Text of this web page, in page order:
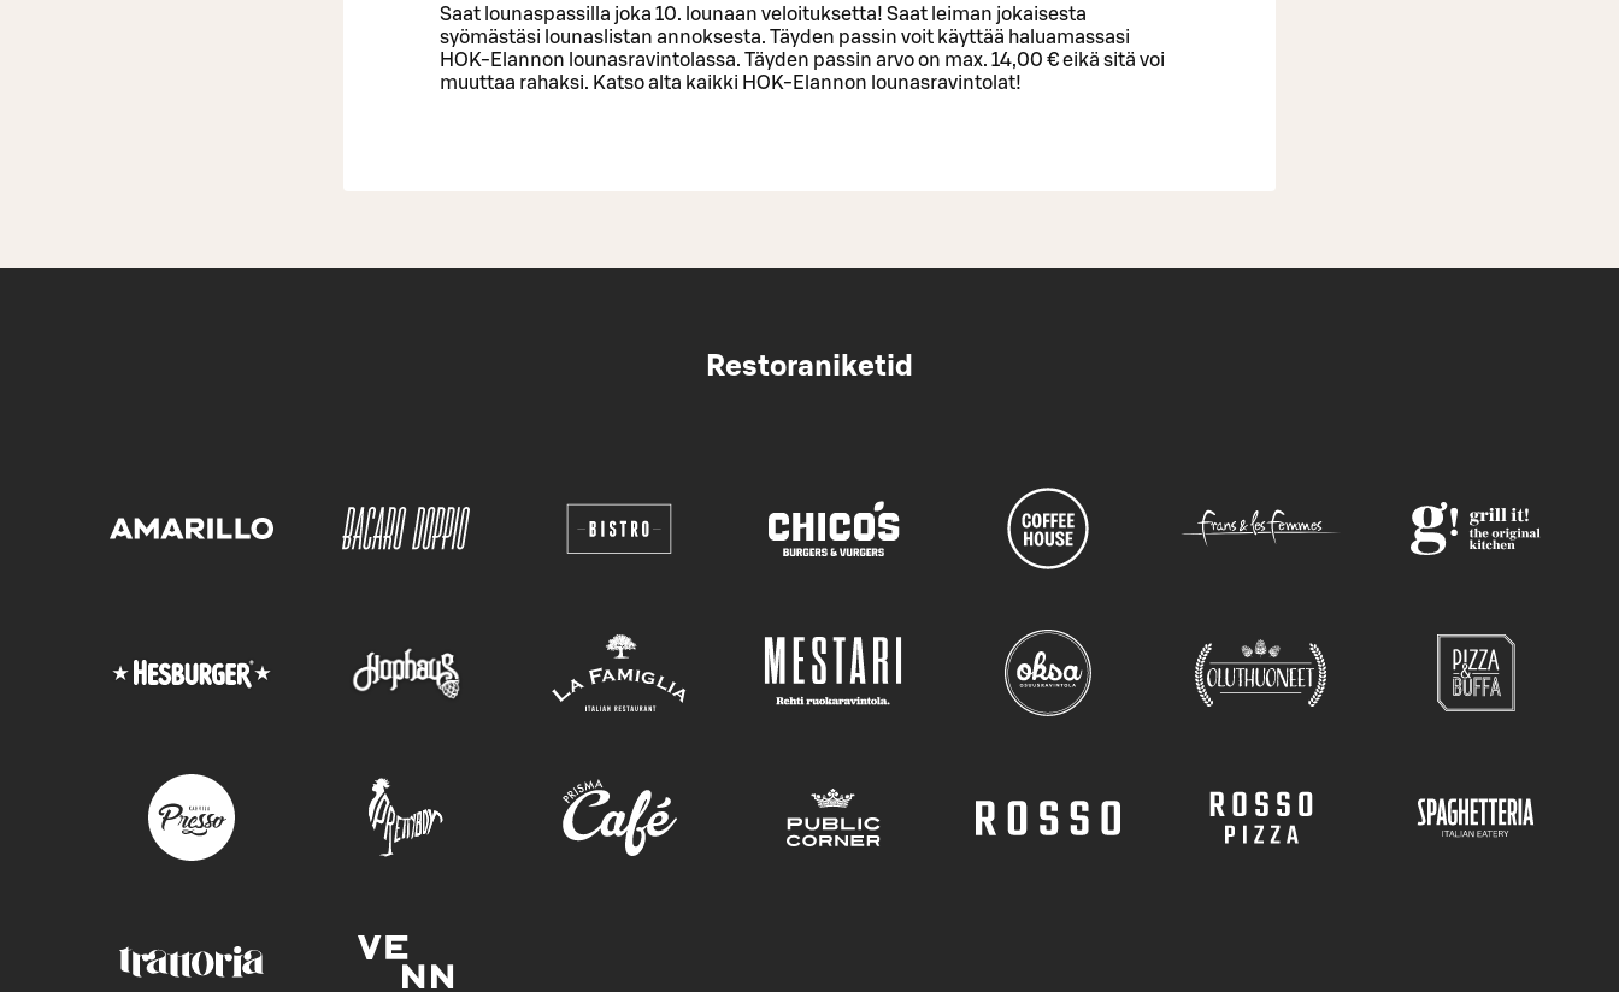
Saat lounaspassilla joka 10. lounaan veloituksetta! Saat leiman jokaisesta
syömästäsi lounaslistan annoksesta. Täyden passin voit käyttää haluamassasi
HOK-Elannon lounasravintolassa. Täyden passin arvo on max. 14,00 € eikä sitä voi
muuttaa rahaksi. Katso alta kaikki HOK-Elannon lounasravintolat!
Restoraniketid